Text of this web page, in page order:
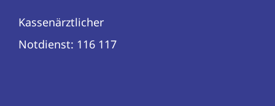
Kassenärztlicher
Notdienst: 116 117